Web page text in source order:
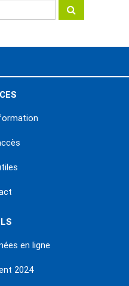
en ligne
2024